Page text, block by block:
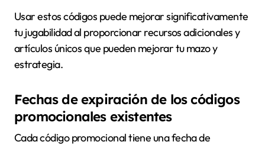
Usar estos códigos puede mejorar significativamente
tu jugabilidad al proporcionar recursos adicionales y
artículos únicos que pueden mejorar tu mazo y
estrategia.
Fechas de expiración de los códigos
promocionales existentes
Cada código promocional tiene una fecha de